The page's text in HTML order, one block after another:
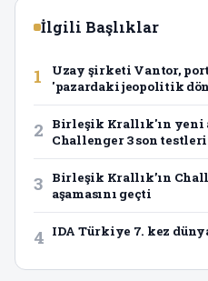
İlgili Başlıklar
1
Uzay şirketi Vantor,
'pazardaki jeopolitik
2
Birleşik Krallık'ın yeni
Challenger 3 son
3
Birleşik Krallık’ın
aşamasını geçti
4 IDA Türkiye 7. kez